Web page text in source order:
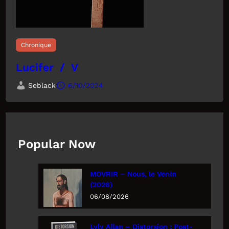
Chronique
Lucifer / V
Seblack 6/10/2024
Popular Now
MOVRIR – Nous, le Venin
(2026)
06/08/2026
Lyly Allan – Distorsion : Post-